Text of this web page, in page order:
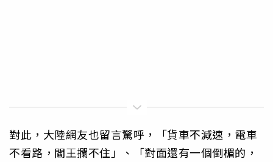
對此，大陸網友也留言驚呼，「貨車不減速，電車
不看路，閻王攔不住」、「對面還有一個倒楣的，